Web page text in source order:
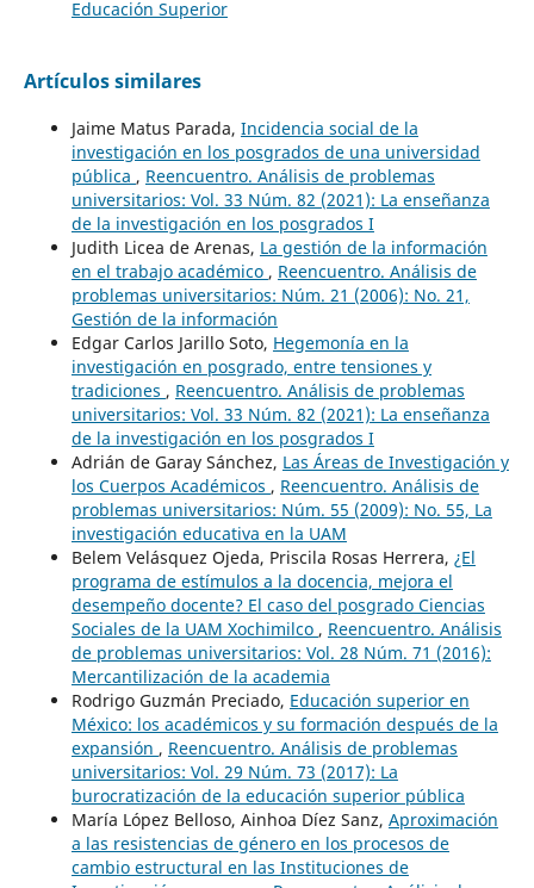
Educación Superior
Artículos similares
Jaime Matus Parada, Incidencia social de la
investigación en los posgrados de una universidad
pública , Reencuentro. Análisis de problemas
universitarios: Vol. 33 Núm. 82 (2021): La enseñanza
de la investigación en los posgrados I
Judith Licea de Arenas, La gestión de la información
en el trabajo académico , Reencuentro. Análisis de
problemas universitarios: Núm. 21 (2006): No. 21,
Gestión de la información
Edgar Carlos Jarillo Soto, Hegemonía en la
investigación en posgrado, entre tensiones y
tradiciones , Reencuentro. Análisis de problemas
universitarios: Vol. 33 Núm. 82 (2021): La enseñanza
de la investigación en los posgrados I
Adrián de Garay Sánchez, Las Áreas de Investigación y
los Cuerpos Académicos , Reencuentro. Análisis de
problemas universitarios: Núm. 55 (2009): No. 55, La
investigación educativa en la UAM
Belem Velásquez Ojeda, Priscila Rosas Herrera, ¿El
programa de estímulos a la docencia, mejora el
desempeño docente? El caso del posgrado Ciencias
Sociales de la UAM Xochimilco , Reencuentro. Análisis
de problemas universitarios: Vol. 28 Núm. 71 (2016):
Mercantilización de la academia
Rodrigo Guzmán Preciado, Educación superior en
México: los académicos y su formación después de la
expansión , Reencuentro. Análisis de problemas
universitarios: Vol. 29 Núm. 73 (2017): La
burocratización de la educación superior pública
María López Belloso, Ainhoa Díez Sanz, Aproximación
a las resistencias de género en los procesos de
cambio estructural en las Instituciones de